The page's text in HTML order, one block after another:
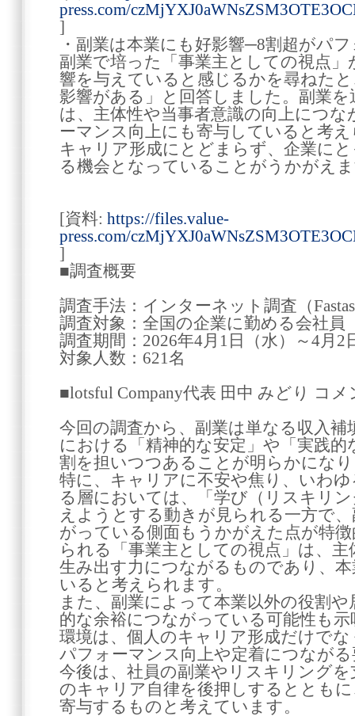
press.com/
]
・副業は本業にも好影響─8割超がパ
副業で培った「事業主としての視点
響を与えていると感じるかを尋ねた
影響がある」と回答しました。副業
は、主体性や当事者意識の向上につ
ーマンス向上にも寄与していると考
キャリア形成にとどまらず、企業に
る機会となっていることがうかがえ
[資料: https://files.value-
press.com/
]
■調査概要
調査手法：インターネット調査（
調査対象：全国の企業に勤める会社
調査期間：2026年4月1日（水）～4月2
対象人数：621名
■lotsful Company代表 田中 みどり コメ
今回の調査から、副業は単なる収入
における「精神的な安定」や「実践
割を担いつつあることが明らかにな
特に、キャリアに不安や焦り、いわ
る層においては、「学び（リスキリ
えようとする動きが見られる一方で
がっている側面もうかがえた点が特
られる「事業主としての視点」は、
生み出す力につながるものであり、
いると考えられます。
また、副業によって本業以外の役割
的な余裕につながっている可能性も
環境は、個人のキャリア形成だけで
パフォーマンス向上や定着につなが
今後は、社員の副業やリスキリング
のキャリア自律を後押しするととも
寄与するものと考えています。